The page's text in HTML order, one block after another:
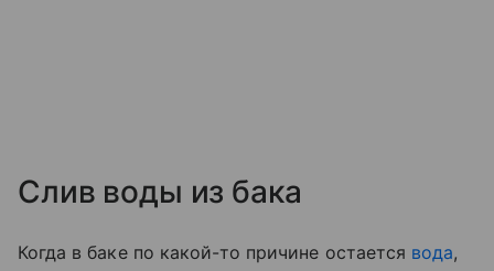
Слив воды из бака
Когда в баке по какой-то причине остается вода,